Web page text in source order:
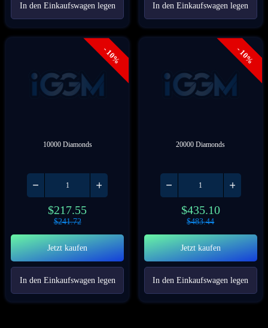
In den Einkaufswagen legen In den Einkaufswagen legen
- 10%
10000 Diamonds
$217.55
$241.72
Jetzt kaufen
In den Einkaufswagen legen
- 10%
20000 Diamonds
$435.10
$483.44
Jetzt kaufen
In den Einkaufswagen legen